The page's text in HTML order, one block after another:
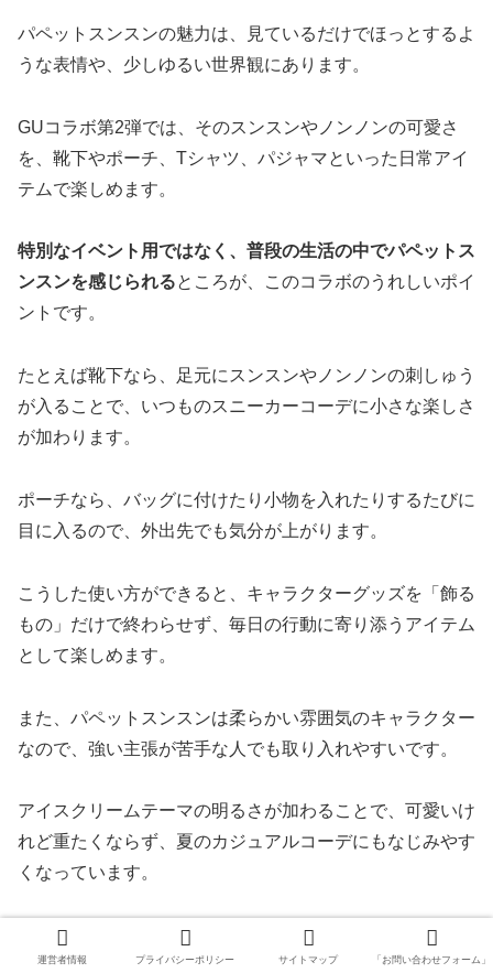
パペットスンスンの魅力は、見ているだけでほっとするよ
うな表情や、少しゆるい世界観にあります。
GUコラボ第2弾では、そのスンスンやノンノンの可愛さ
を、靴下やポーチ、Tシャツ、パジャマといった日常アイ
テムで楽しめます。
特別なイベント用ではなく、普段の生活の中でパペットス
ンスンを感じられるところが、このコラボのうれしいポイ
ントです。
たとえば靴下なら、足元にスンスンやノンノンの刺しゅう
が入ることで、いつものスニーカーコーデに小さな楽しさ
が加わります。
ポーチなら、バッグに付けたり小物を入れたりするたびに
目に入るので、外出先でも気分が上がります。
こうした使い方ができると、キャラクターグッズを「飾る
もの」だけで終わらせず、毎日の行動に寄り添うアイテム
として楽しめます。
また、パペットスンスンは柔らかい雰囲気のキャラクター
なので、強い主張が苦手な人でも取り入れやすいです。
アイスクリームテーマの明るさが加わることで、可愛いけ
れど重たくならず、夏のカジュアルコーデにもなじみやす
くなっています。
パペットスンスン GU 靴下やパペットスンスン GU ポーチ
は、推しを身近に感じたい人にちょうどいい距離感のグッ
運営者情報 プライバシーポリシー サイトマップ 「お問い合わせフォーム」